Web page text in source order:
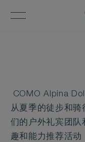
COMO Alpina
从夏季的徒步和
们的户外礼宾团队
趣和能力推荐活